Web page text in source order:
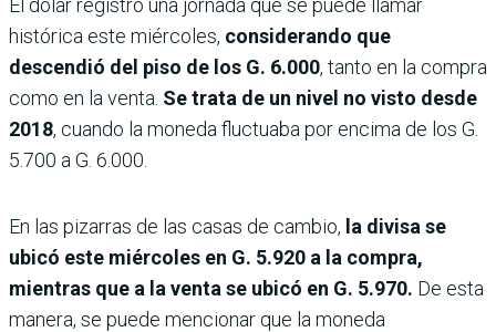
El dólar registró una jornada que se puede llamar
histórica este miércoles, considerando que
descendió del piso de los G. 6.000, tanto en la compra
como en la venta. Se trata de un nivel no visto desde
2018, cuando la moneda fluctuaba por encima de los G.
5.700 a G. 6.000.
En las pizarras de las casas de cambio, la divisa se
ubicó este miércoles en G. 5.920 a la compra,
mientras que a la venta se ubicó en G. 5.970. De esta
manera, se puede mencionar que la moneda